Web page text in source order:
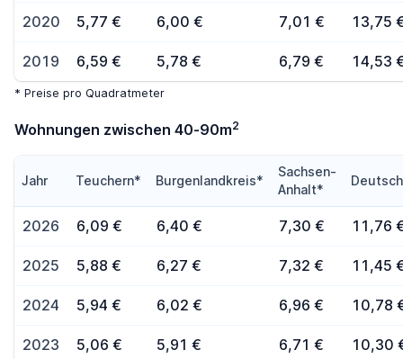
2020 5,77 € 6,00 € 7,01 € 13,75
2019 6,59 € 5,78 € 6,79 € 14,53
* Preise pro Quadratmeter
Wohnungen zwischen 40-90m2
Jahr Teuchern* Burgenlandkreis*
Sachsen-
Anhalt*
2026 6,09 € 6,40 € 7,30 € 11,76
2025 5,88 € 6,27 € 7,32 € 11,45
2024 5,94 € 6,02 € 6,96 € 10,78
2023 5,06 € 5,91 € 6,71 € 10,30